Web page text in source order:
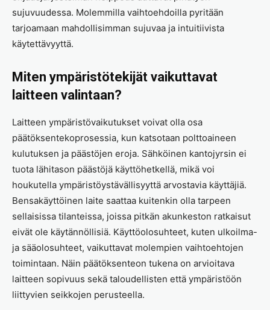
sujuvuudessa. Molemmilla vaihtoehdoilla pyritään
tarjoamaan mahdollisimman sujuvaa ja intuitiivista
käytettävyyttä.
Miten ympäristötekijät vaikuttavat
laitteen valintaan?
Laitteen ympäristövaikutukset voivat olla osa
päätöksentekoprosessia, kun katsotaan polttoaineen
kulutuksen ja päästöjen eroja. Sähköinen kantojyrsin ei
tuota lähitason päästöjä käyttöhetkellä, mikä voi
houkutella ympäristöystävällisyyttä arvostavia käyttäjiä.
Bensakäyttöinen laite saattaa kuitenkin olla tarpeen
sellaisissa tilanteissa, joissa pitkän akunkeston ratkaisut
eivät ole käytännöllisiä. Käyttöolosuhteet, kuten ulkoilma-
ja sääolosuhteet, vaikuttavat molempien vaihtoehtojen
toimintaan. Näin päätöksenteon tukena on arvioitava
laitteen sopivuus sekä taloudellisten että ympäristöön
liittyvien seikkojen perusteella.